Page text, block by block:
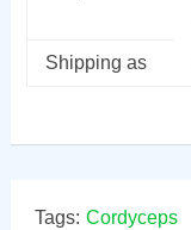
Shipping as
Tags: Cordyceps